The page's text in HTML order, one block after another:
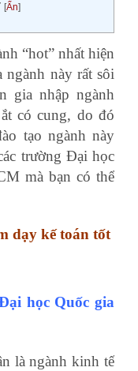
[Ẩn]
“hot” nhất hiện
này rất sôi
gia nhập ngành
có cung, do đó
tạo ngành này
trường Đại học
mà bạn có thể
dạy kế toán tốt
học Quốc gia
là ngành kinh tế